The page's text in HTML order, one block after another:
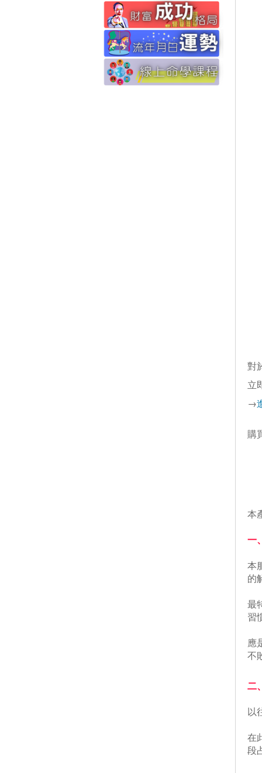
對
立
→
購
本
一
本
的
最
習
應
不
二
以
在
段